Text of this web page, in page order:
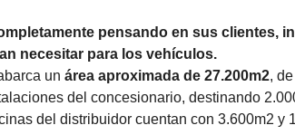
pensando en sus clientes,
necesitar para los vehículos.
un área aproximada de 27.200m2,
del concesionario, destinando
del distribuidor cuentan con 3.600m2 y